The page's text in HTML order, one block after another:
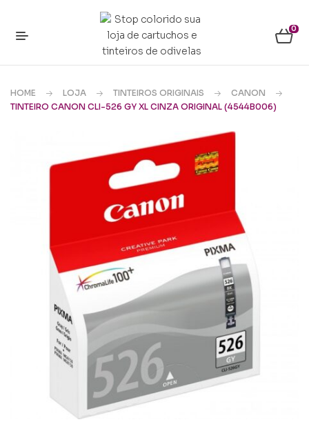
0
HOME LOJA TINTEIROS ORIGINAIS
CANON
TINTEIRO CANON CLI-526 GY XL CINZA ORIGINAL (4544B006)